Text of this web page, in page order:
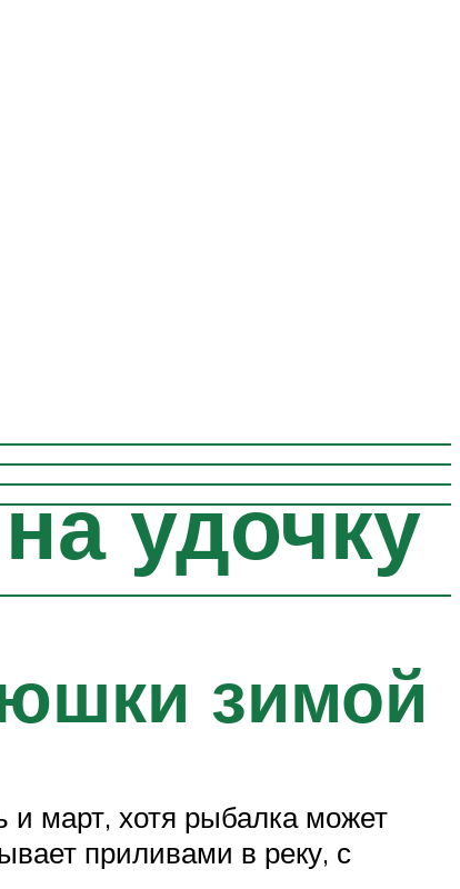
удочку
зимой
март, хотя рыбалка может
приливами в реку, с